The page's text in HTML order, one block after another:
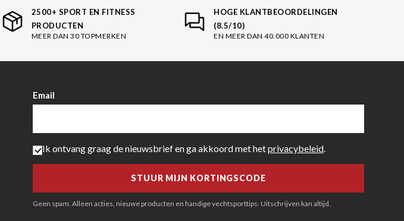
2500+ SPORT EN FITNESS
PRODUCTEN
MEER DAN 30 TOPMERKEN
HOGE KLANTBEOORDELINGEN
(8.5/10)
EN MEER DAN 40.000 KLANTEN
Email
Ik ontvang graag de nieuwsbrief en ga akkoord met hetprivacybeleid.
Geen spam. Alleen acties, nieuwe producten en handige vechtsporttips. Uitschrijven kan altijd.